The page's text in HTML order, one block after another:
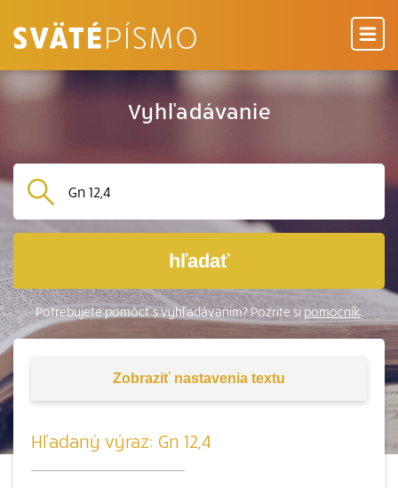
Vyhľadávanie
hľadať
Potrebujete pomôcť s vyhľadávaním? Pozrite sipomocník.
Zobraziť nastavenia textu
Hľadaný výraz: Gn 12,4